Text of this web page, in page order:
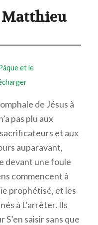
Matthieu
et le
de Jésus à
pas plu aux
et aux
auparavant,
devant une foule
commencent à
prophétisé, et les
à L’arrêter. Ils
saisir sans que